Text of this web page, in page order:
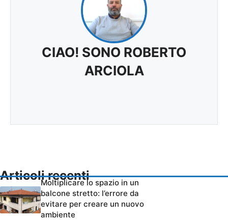
CIAO! SONO ROBERTO
ARCIOLA
Articoli recenti
Moltiplicare lo spazio in un
balcone stretto: l’errore da
evitare per creare un nuovo
ambiente